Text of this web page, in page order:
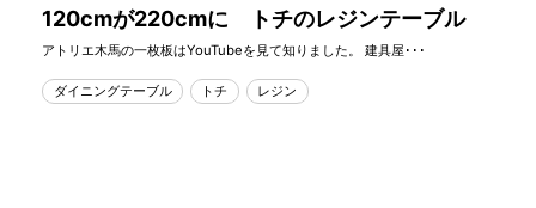
120cmが220cmに トチのレジンテーブル
アトリエ木馬の一枚板はYouTubeを見て知りました。 建具屋･･･
ダイニングテーブル トチ レジン